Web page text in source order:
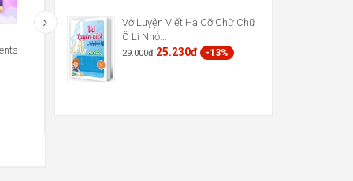
-
Truyện Tranh Khoa Học - Những
Cuộc Phiêu Lưu Kỳ...
56.000đ 48.720đ
Truyện Tranh Khoa Học -
Cuộc Phiêu Lưu Kỳ...
Vở Luyện Viết Hạ Cỡ Chữ Chữ
Ô Li Nhỏ...
29.000đ 25.230đ -13%